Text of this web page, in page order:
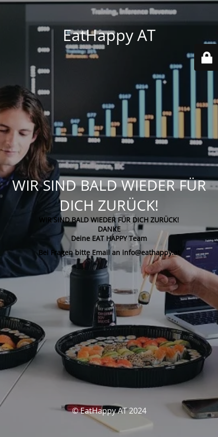
EatHappy AT
WIR SIND BALD WIEDER FÜR
DICH ZURÜCK!
WIR SIND BALD WIEDER FÜR DICH ZURÜCK!
DANKE
Deine EAT HAPPY Team
Bei Fragen bitte Email an info@eathappy.at
© EatHappy AT 2024